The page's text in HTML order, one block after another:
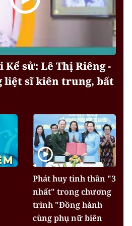
sử: Lê Thị Riêng -
liệt sĩ kiên trung, bất
Phát huy tinh thần "3
nhất" trong chương
trình "Đồng hành
cùng phụ nữ biên